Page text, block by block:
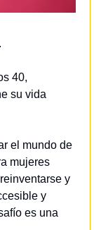
40,
su vida
el mundo de
mujeres
y
y
es una